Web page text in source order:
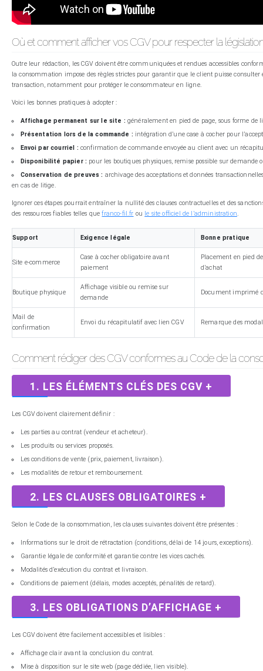
Où et comment afficher vos CGV pour respecter la
Outre leur rédaction, les CGV doivent être communiquées et rendues accessibles
la consommation impose des règles strictes pour garantir que le client puisse consulter
transaction, notamment pour protéger le consommateur en ligne.
Voici les bonnes pratiques à adopter :
Affichage permanent sur le site : généralement en pied de page, sous forme de
Présentation lors de la commande : intégration d’une case à cocher pour
Envoi par courriel : confirmation de commande envoyée au client avec un
Disponibilité papier : pour les boutiques physiques, remise possible sur
Conservation de preuves : archivage des acceptations et données
en cas de litige.
Ignorer ces étapes pourrait entraîner la nullité des clauses contractuelles et des
des ressources fiables telles quefranco-fil.fr ou le site officiel de l’administration.
Support Exigence légale Bonne pratique
Site e-commerce
Case à cocher obligatoire avant
paiement
Placement en pied
d’achat
Boutique physique
Affichage visible ou remise sur
demande
Document imprimé
Mail de
confirmation
Envoi du récapitulatif avec lien CGV Remarque des
Comment rédiger des CGV conformes au Code de la
1. LES ÉLÉMENTS CLÉS DES CGV +
Les CGV doivent clairement définir :
Les parties au contrat (vendeur et acheteur).
Les produits ou services proposés.
Les conditions de vente (prix, paiement, livraison).
Les modalités de retour et remboursement.
2. LES CLAUSES OBLIGATOIRES +
Selon le Code de la consommation, les clauses suivantes doivent être présentes :
Informations sur le droit de rétractation (conditions, délai de 14 jours, exceptions).
Garantie légale de conformité et garantie contre les vices cachés.
Modalités d’exécution du contrat et livraison.
Conditions de paiement (délais, modes acceptés, pénalités de retard).
3. LES OBLIGATIONS D’AFFICHAGE +
Les CGV doivent être facilement accessibles et lisibles :
Affichage clair avant la conclusion du contrat.
Mise à disposition sur le site web (page dédiée, lien visible).